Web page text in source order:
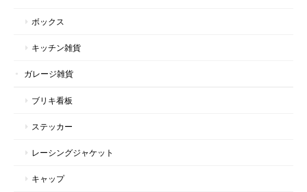
ボックス
キッチン雑貨
ガレージ雑貨
ブリキ看板
ステッカー
レーシングジャケット
キャップ